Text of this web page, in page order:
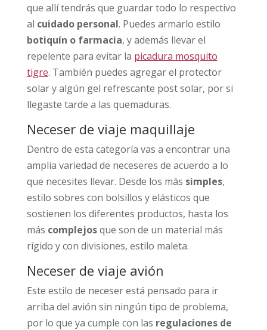
que allí tendrás que guardar todo lo respectivo
al cuidado personal. Puedes armarlo estilo
botiquín o farmacia, y además llevar el
repelente para evitar la picadura mosquito
tigre. También puedes agregar el protector
solar y algún gel refrescante post solar, por si
llegaste tarde a las quemaduras.
Neceser de viaje maquillaje
Dentro de esta categoría vas a encontrar una
amplia variedad de neceseres de acuerdo a lo
que necesites llevar. Desde los más simples,
estilo sobres con bolsillos y elásticos que
sostienen los diferentes productos, hasta los
más complejosque son de un material más
rígido y con divisiones, estilo maleta.
Neceser de viaje avión
Este estilo de neceser está pensado para ir
arriba del avión sin ningún tipo de problema,
por lo que ya cumple con las regulaciones de